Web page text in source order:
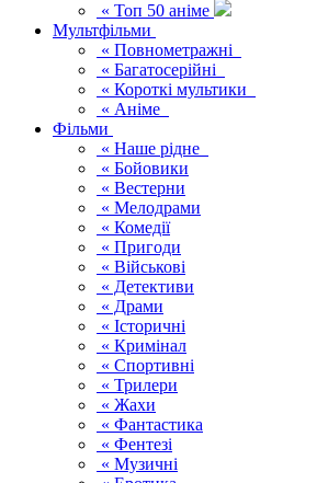
« Топ 50 аніме
Мультфільми
« Повнометражні
« Багатосерійні
« Короткі мультики
« Аніме
Фільми
« Наше рідне
« Бойовики
« Вестерни
« Мелодрами
« Комедії
« Пригоди
« Військові
« Детективи
« Драми
« Історичні
« Кримінал
« Спортивні
« Трилери
« Жахи
« Фантастика
« Фентезі
« Музичні